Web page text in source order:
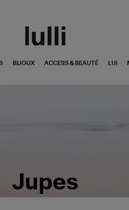
BIJOUX ACCESS & BEAUTÉ LUI
Jupes